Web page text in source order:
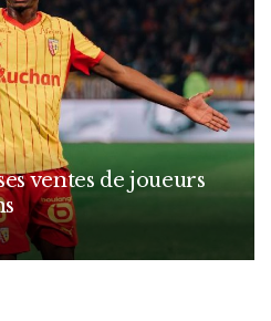
ventes de joueurs